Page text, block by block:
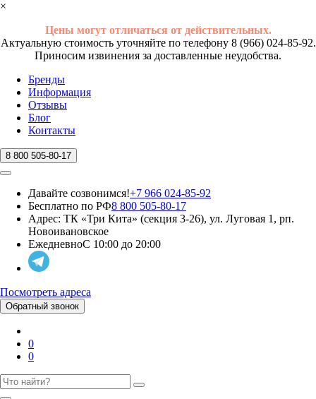
×
Цены могут отличаться от действительных.
Актуальную стоимость уточняйте по телефону 8 (966) 024-85-92.
Приносим извинения за доставленные неудобства.
Бренды
Информация
Отзывы
Блог
Контакты
8 800 505-80-17
Давайте созвонимся!+7 966 024-85-92
Бесплатно по РФ8 800 505-80-17
Адрес: ТК «Три Кита» (секция 3-26), ул. Луговая 1, рп.
Новоивановское
ЕжедневноС 10:00 до 20:00
Посмотреть адреса
Обратный звонок
0
0